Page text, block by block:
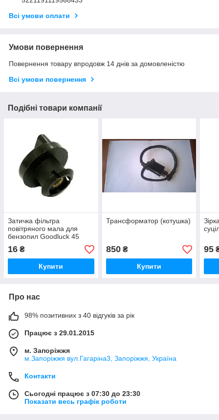
Всі умови оплати
Умови повернення
Повернення товару впродовж 14 днів за домовленістю
Всі умови повернення
Подібні товари компанії
Затичка фільтра
повітряного мала для
бензопил Goodluck 45
16 ₴
Купити
Трансформатор (котушка)
850₴
Купити
95
Про нас
98% позитивних з 40 відгуків за рік
Працює з 29.01.2015
м. Запоріжжя
м.Запоріжжя вул.Гагаріна3, Запоріжжя, Україна
Контакти
Сьогодні працює з 07:30 до 23:30
Показати весь графік роботи